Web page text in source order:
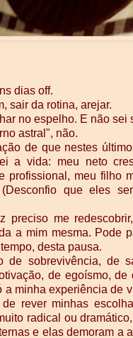
dias off.
sair da rotina, arejar.
no espelho. E não sei
astral", não.
de que nestes
a vida: meu neto
profissional, meu filho
que eles
preciso me
a mim mesma. Pode
desta pausa.
de sobrevivência, de
de egoísmo, de
a minha experiência de
rever minhas
radical ou
e elas demoram a